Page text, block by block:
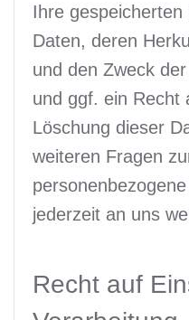
Ihre
Daten, deren
und den Zweck
und ggf. ein Recht
Löschung dieser
weiteren Fragen
jederzeit an uns
Recht auf